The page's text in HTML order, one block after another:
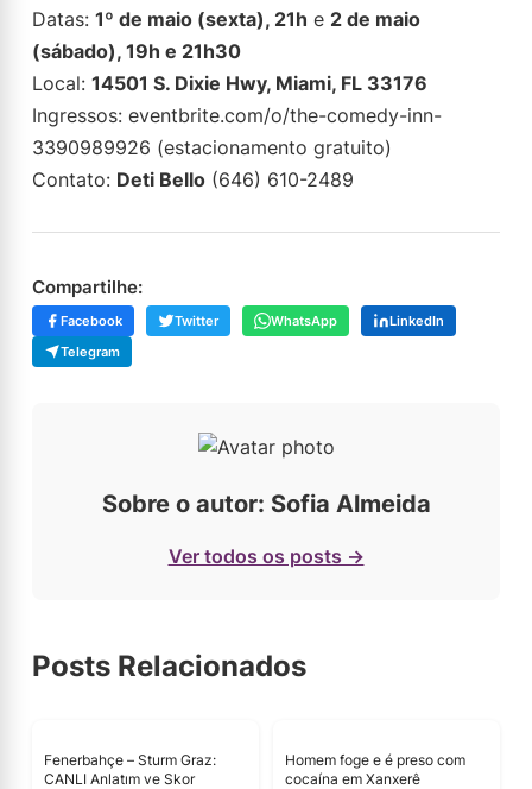
Datas: 1º de maio (sexta), 21h e 2 de maio
(sábado), 19h e 21h30
Local: 14501 S. Dixie Hwy, Miami, FL 33176
Ingressos: eventbrite.com/o/the-comedy-inn-
3390989926 (estacionamento gratuito)
Contato: Deti Bello (646) 610-2489
Compartilhe:
Facebook Twitter WhatsApp
LinkedIn
Telegram
Sobre o autor: Sofia Almeida
Ver todos os posts →
Posts Relacionados
Fenerbahçe – Sturm Graz:
CANLI Anlatım ve Skor
Homem foge e é preso com
cocaína em Xanxerê